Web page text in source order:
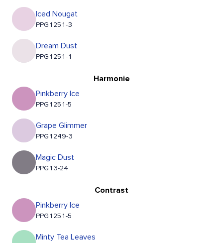
Iced Nougat
PPG1251-3
Dream Dust
PPG1251-1
Harmonie
Pinkberry Ice
PPG1251-5
Grape Glimmer
PPG1249-3
Magic Dust
PPG13-24
Contrast
Pinkberry Ice
PPG1251-5
Minty Tea Leaves